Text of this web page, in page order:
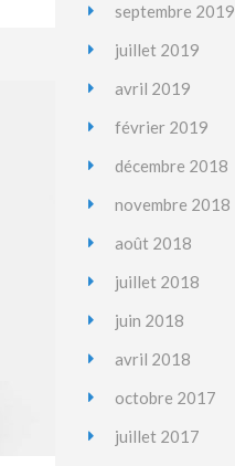
septembre 2019
juillet 2019
avril 2019
février 2019
décembre 2018
novembre 2018
août 2018
juillet 2018
juin 2018
avril 2018
octobre 2017
juillet 2017